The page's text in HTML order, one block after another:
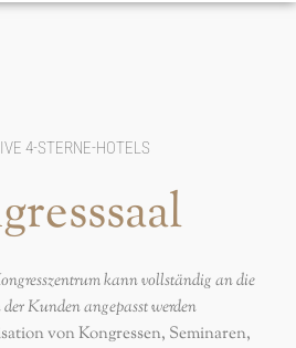
4-STERNE-HOTELS
kann vollständig an die
Kunden angepasst werden
von Kongressen, Seminaren,